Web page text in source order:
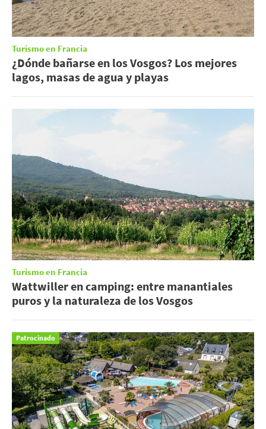
Turismo en Francia
¿Dónde bañarse en los Vosgos? Los mejores
lagos, masas de agua y playas
Turismo en Francia
Wattwiller en camping: entre manantiales
puros y la naturaleza de los Vosgos
Patrocinado